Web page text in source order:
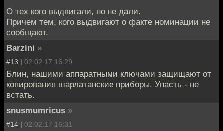
О тех кого выдвигали, но не дали.
Причем тем, кого выдвигают о факте номинации не
сообщают.
Barzini »
#13 | 02.02.17 16:29
Блин, нашими аппаратными ключами защищают от
копирования шарлатанские приборы. Упасть - не
встать.
snusmumricus »
#14 | 02.02.17 16:31